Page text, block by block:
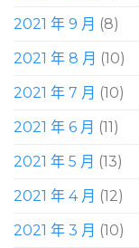
2021 年 9 月 (8)
2021 年 8 月 (10)
2021 年 7 月 (10)
2021 年 6 月 (11)
2021 年 5 月 (13)
2021 年 4 月 (12)
2021 年 3 月 (10)